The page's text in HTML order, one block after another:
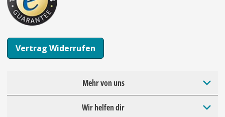
Vertrag Widerrufen
Mehr von uns
Wir helfen dir